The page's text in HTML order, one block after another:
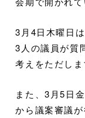
3月4日木曜日
3人の議員が質
考えをただしま
また、3月5日
から議案審議が